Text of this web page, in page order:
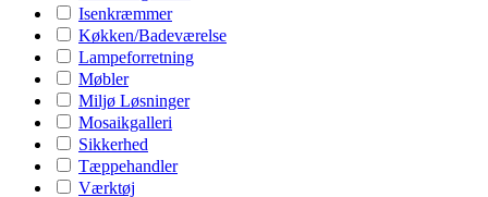
Isenkræmmer
Køkken/Badeværelse
Lampeforretning
Møbler
Miljø Løsninger
Mosaikgalleri
Sikkerhed
Tæppehandler
Værktøj